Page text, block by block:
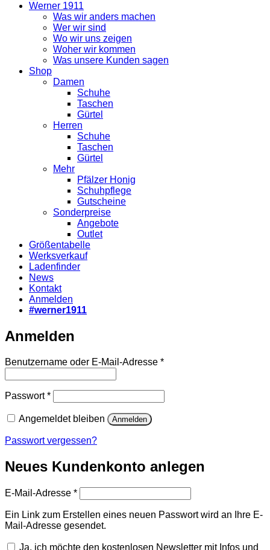
Werner 1911
Was wir anders machen
Wer wir sind
Wo wir uns zeigen
Woher wir kommen
Was unsere Kunden sagen
Shop
Damen
Schuhe
Taschen
Gürtel
Herren
Schuhe
Taschen
Gürtel
Mehr
Pfälzer Honig
Schuhpflege
Gutscheine
Sonderpreise
Angebote
Outlet
Größentabelle
Werksverkauf
Ladenfinder
News
Kontakt
Anmelden
#werner1911
Anmelden
Benutzername oder E-Mail-Adresse *Erforderlich
Passwort*Erforderlich
Angemeldet bleiben Anmelden
Passwort vergessen?
Neues Kundenkonto anlegen
E-Mail-Adresse *Erforderlich
Ein Link zum Erstellen eines neuen Passwort wird an Ihre E-
Mail-Adresse gesendet.
Ja, ich möchte den kostenlosen Newsletter mit Infos und